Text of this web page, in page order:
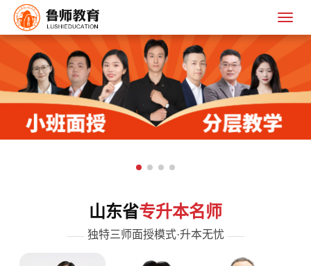
山东省专升本名师
—— 独特三师面授模式·升本无忧 ——